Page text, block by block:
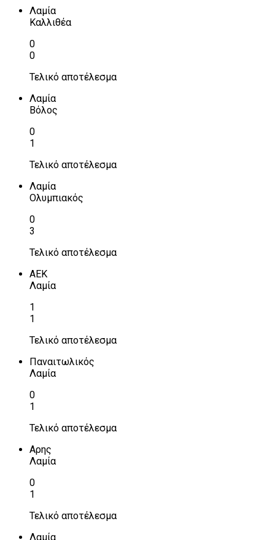
Λαμία
Καλλιθέα
0
0
Τελικό αποτέλεσμα
Λαμία
Βόλος
0
1
Τελικό αποτέλεσμα
Λαμία
Ολυμπιακός
0
3
Τελικό αποτέλεσμα
ΑΕΚ
Λαμία
1
1
Τελικό αποτέλεσμα
Παναιτωλικός
Λαμία
0
1
Τελικό αποτέλεσμα
Αρης
Λαμία
0
1
Τελικό αποτέλεσμα
Λαμία